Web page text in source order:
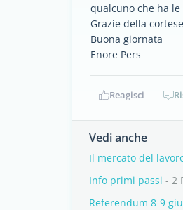
qualcuno che ha
Grazie della
Buona giornata
Enore Pers
Reagisci
Vedi anche
Il mercato del
Info primi passi - 2
Referendum 8-9